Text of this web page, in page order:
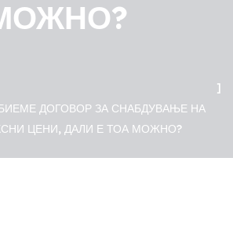
ДОГОВОР ЗА СНАБДУВАЊЕ НА
ЦЕНИ, ДАЛИ Е ТОА МОЖНО?